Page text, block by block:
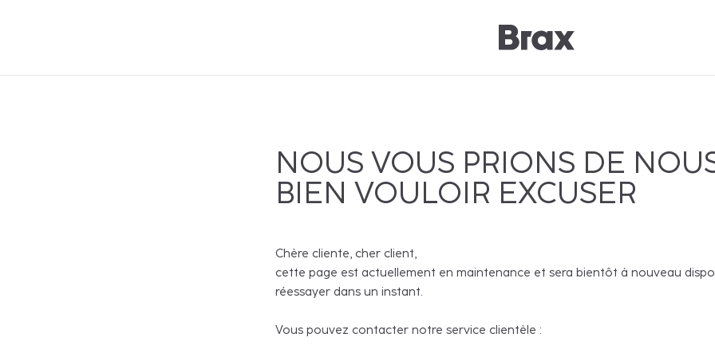
NOUS VOUS PRIONS DE
BIEN VOULOIR EXCUSER
Chère cliente, cher client,
cette page est actuellement en maintenance et sera bientôt à nouveau
réessayer dans un instant.
Vous pouvez contacter notre service clientèle :